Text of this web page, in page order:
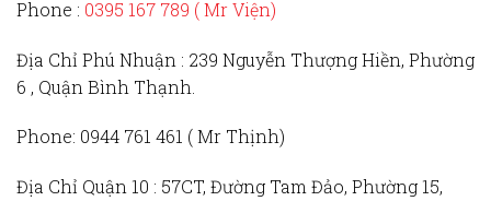
Phone : 0395 167 789 ( Mr Viện)
Địa Chỉ Phú Nhuận : 239 Nguyễn Thượng Hiền, Phường
6 , Quận Bình Thạnh.
Phone: 0944 761 461 ( Mr Thịnh)
Địa Chỉ Quận 10 : 57CT, Đường Tam Đảo, Phường 15,